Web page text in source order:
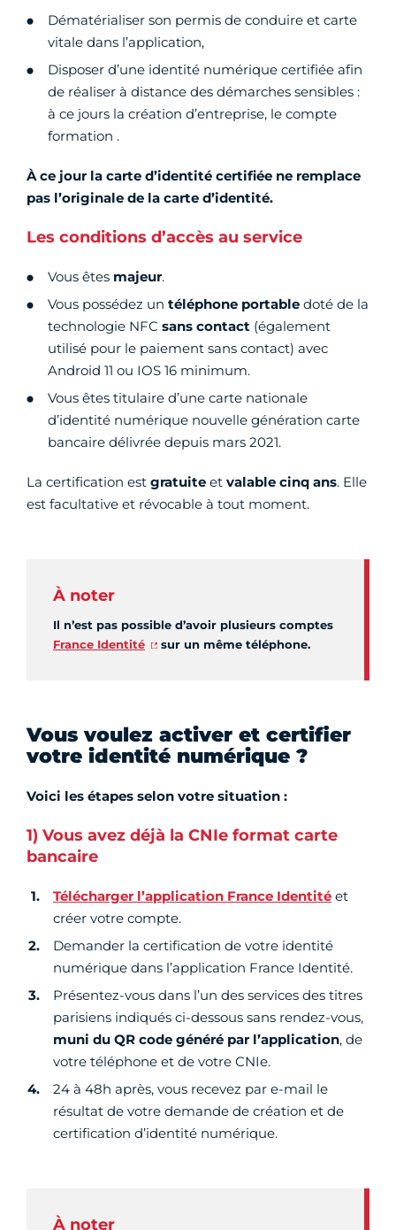
Dématérialiser son permis de conduire et carte
vitale dans l’application,
Disposer d’une identité numérique certifiée afin
de réaliser à distance des démarches sensibles :
à ce jours la création d’entreprise, le compte
formation .
À ce jour la carte d’identité certifiée ne remplace
pas l’originale de la carte d’identité.
Les conditions d’accès au service
Vous êtes majeur.
Vous possédez un téléphone portable doté de la
technologie NFC sans contact (également
utilisé pour le paiement sans contact) avec
Android 11 ou IOS 16 minimum.
Vous êtes titulaire d’une carte nationale
d’identité numérique nouvelle génération carte
bancaire délivrée depuis mars 2021.
La certification est gratuite et valable cinq ans. Elle
est facultative et révocable à tout moment.
À noter
Il n’est pas possible d’avoir plusieurs comptes
France Identité
sur un même téléphone.
Vous voulez activer et certifier
votre identité numérique ?
Voici les étapes selon votre situation :
1) Vous avez déjà la CNIe format carte
bancaire
Télécharger l’application France Identité et
créer votre compte.
Demander la certification de votre identité
numérique dans l’application France Identité.
Présentez-vous dans l’un des services des titres
parisiens indiqués ci-dessous sans rendez-vous,
muni du QR code généré par l’application, de
votre téléphone et de votre CNIe.
24 à 48h après, vous recevez par e-mail le
résultat de votre demande de création et de
certification d’identité numérique.
À noter